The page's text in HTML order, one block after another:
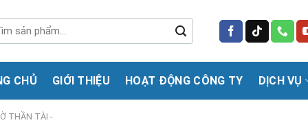
CHỦ GIỚI THIỆU HOẠT ĐỘNG CÔNG TY DỊCH VỤ
THẦN TÀI -